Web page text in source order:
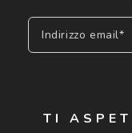
Indirizzo email*
TI